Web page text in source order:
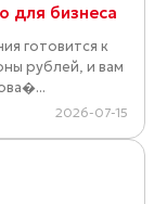
для бизнеса
готовится к
рублей, и вам
2026-07-15